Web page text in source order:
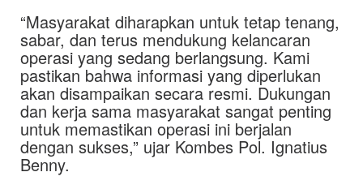
“Masyarakat diharapkan untuk tetap tenang,
sabar, dan terus mendukung kelancaran
operasi yang sedang berlangsung. Kami
pastikan bahwa informasi yang diperlukan
akan disampaikan secara resmi. Dukungan
dan kerja sama masyarakat sangat penting
untuk memastikan operasi ini berjalan
dengan sukses,” ujar Kombes Pol. Ignatius
Benny.